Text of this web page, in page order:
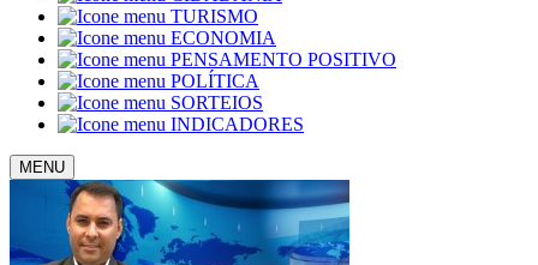
TURISMO
ECONOMIA
PENSAMENTO POSITIVO
POLÍTICA
SORTEIOS
INDICADORES
MENU